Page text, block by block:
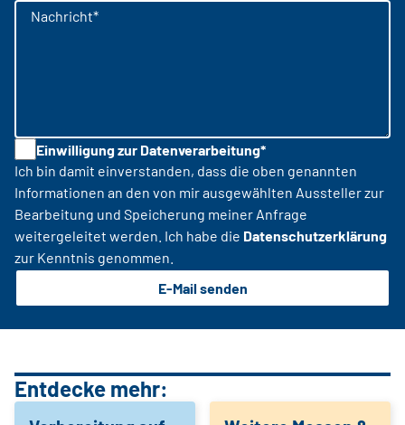
Nachricht*
Einwilligung zur Datenverarbeitung*
Ich bin damit einverstanden, dass die oben genannten
Informationen an den von mir ausgewählten Aussteller zur
Bearbeitung und Speicherung meiner Anfrage
weitergeleitet werden. Ich habe die Datenschutzerklärung
zur Kenntnis genommen.
E-Mail senden
Entdecke mehr: